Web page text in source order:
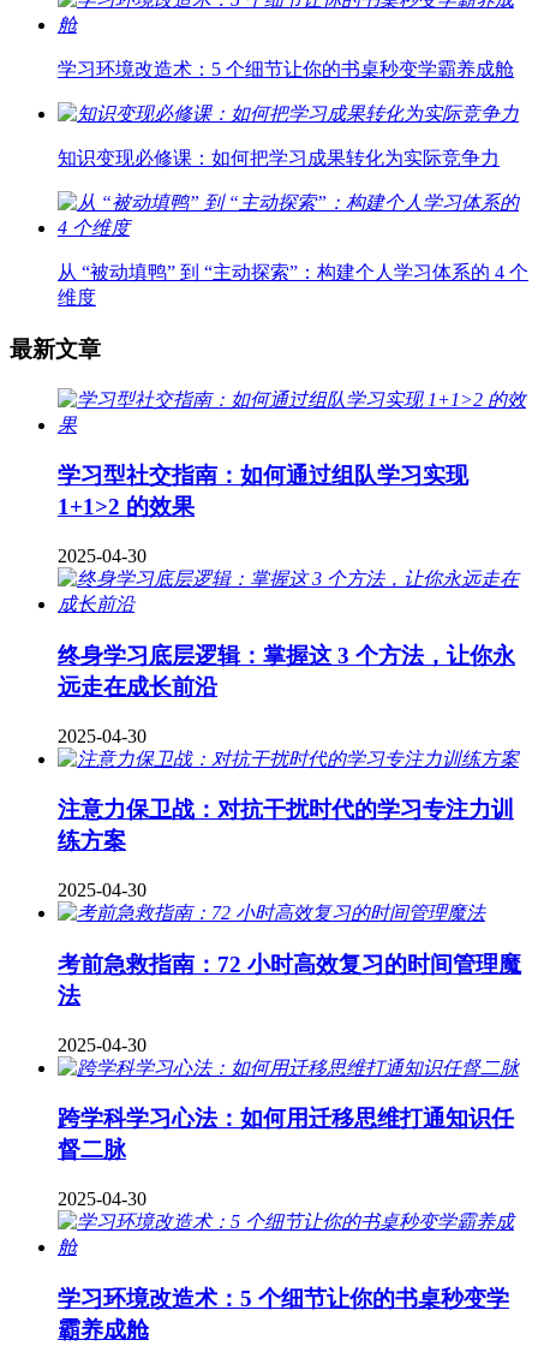
学习环境改造术：5 个细节让你的书桌秒变学霸养成舱
知识变现必修课：如何把学习成果转化为实际竞争力
从 “被动填鸭” 到 “主动探索”：构建个人学习体系的 4 个
维度
最新文章
学习型社交指南：如何通过组队学习实现
1+1>2 的效果
2025-04-30
终身学习底层逻辑：掌握这 3 个方法，让你永
远走在成长前沿
2025-04-30
注意力保卫战：对抗干扰时代的学习专注力训
练方案
2025-04-30
考前急救指南：72 小时高效复习的时间管理魔
法
2025-04-30
跨学科学习心法：如何用迁移思维打通知识任
督二脉
2025-04-30
学习环境改造术：5 个细节让你的书桌秒变学
霸养成舱